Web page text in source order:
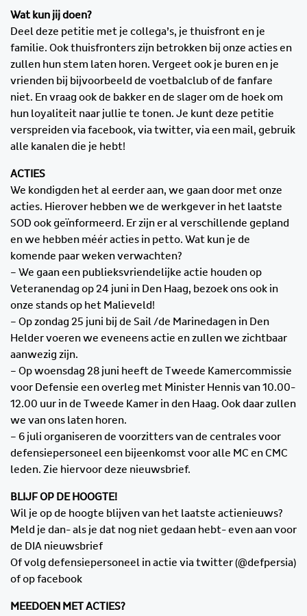
Wat kun jij doen?
Deel deze petitie met je collega’s, je thuisfront en je
familie. Ook thuisfronters zijn betrokken bij onze acties en
zullen hun stem laten horen. Vergeet ook je buren en je
vrienden bij bijvoorbeeld de voetbalclub of de fanfare
niet. En vraag ook de bakker en de slager om de hoek om
hun loyaliteit naar jullie te tonen. Je kunt deze petitie
verspreiden via facebook, via twitter, via een mail, gebruik
alle kanalen die je hebt!
ACTIES
We kondigden het al eerder aan, we gaan door met onze
acties. Hierover hebben we de werkgever in het laatste
SOD ook geïnformeerd. Er zijn er al verschillende gepland
en we hebben méér acties in petto. Wat kun je de
komende paar weken verwachten?
– We gaan een publieksvriendelijke actie houden op
Veteranendag op 24 juni in Den Haag, bezoek ons ook in
onze stands op het Malieveld!
– Op zondag 25 juni bij de Sail /de Marinedagen in Den
Helder voeren we eveneens actie en zullen we zichtbaar
aanwezig zijn.
– Op woensdag 28 juni heeft de Tweede Kamercommissie
voor Defensie een overleg met Minister Hennis van 10.00-
12.00 uur in de Tweede Kamer in den Haag. Ook daar zullen
we van ons laten horen.
– 6 juli organiseren de voorzitters van de centrales voor
defensiepersoneel een bijeenkomst voor alle MC en CMC
leden. Zie hiervoor deze nieuwsbrief.
BLIJF OP DE HOOGTE!
Wil je op de hoogte blijven van het laatste actienieuws?
Meld je dan- als je dat nog niet gedaan hebt- even aan voor
de DIA nieuwsbrief
Of volg defensiepersoneel in actie via twitter (@defpersia)
of op facebook
MEEDOEN MET ACTIES?